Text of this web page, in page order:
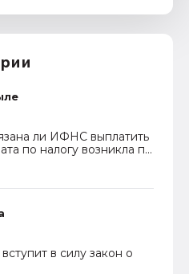
ли ИФНС выплатить
по налогу возникла по
в силу закон о